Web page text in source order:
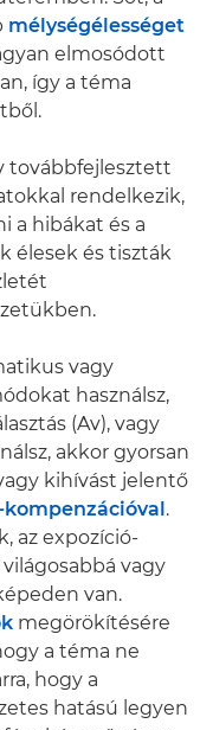
mélységélességet
elmosódott
így a téma
továbbfejlesztett
rendelkezik,
a hibákat és a
élesek és tiszták
vagy
használsz,
(Av), vagy
akkor gyorsan
kihívást jelentő
.
az expozíció-
vagy
van.
megörökítésére
a téma ne
hogy a
hatású legyen